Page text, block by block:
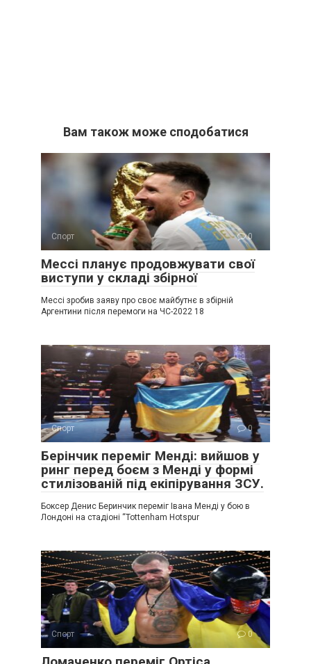
Вам також може сподобатися
Спорт 0
Мессі планує продовжувати свої
виступи у складі збірної
Мессі зробив заяву про своє майбутнє в збірній
Аргентини після перемоги на ЧС-2022 18
Спорт 0
Берінчик переміг Менді: вийшов у
ринг перед боєм з Менді у формі
стилізованій під екіпірування ЗСУ.
Боксер Денис Беринчик переміг Івана Менді у бою в
Лондоні на стадіоні “Tottenham Hotspur
Спорт 0